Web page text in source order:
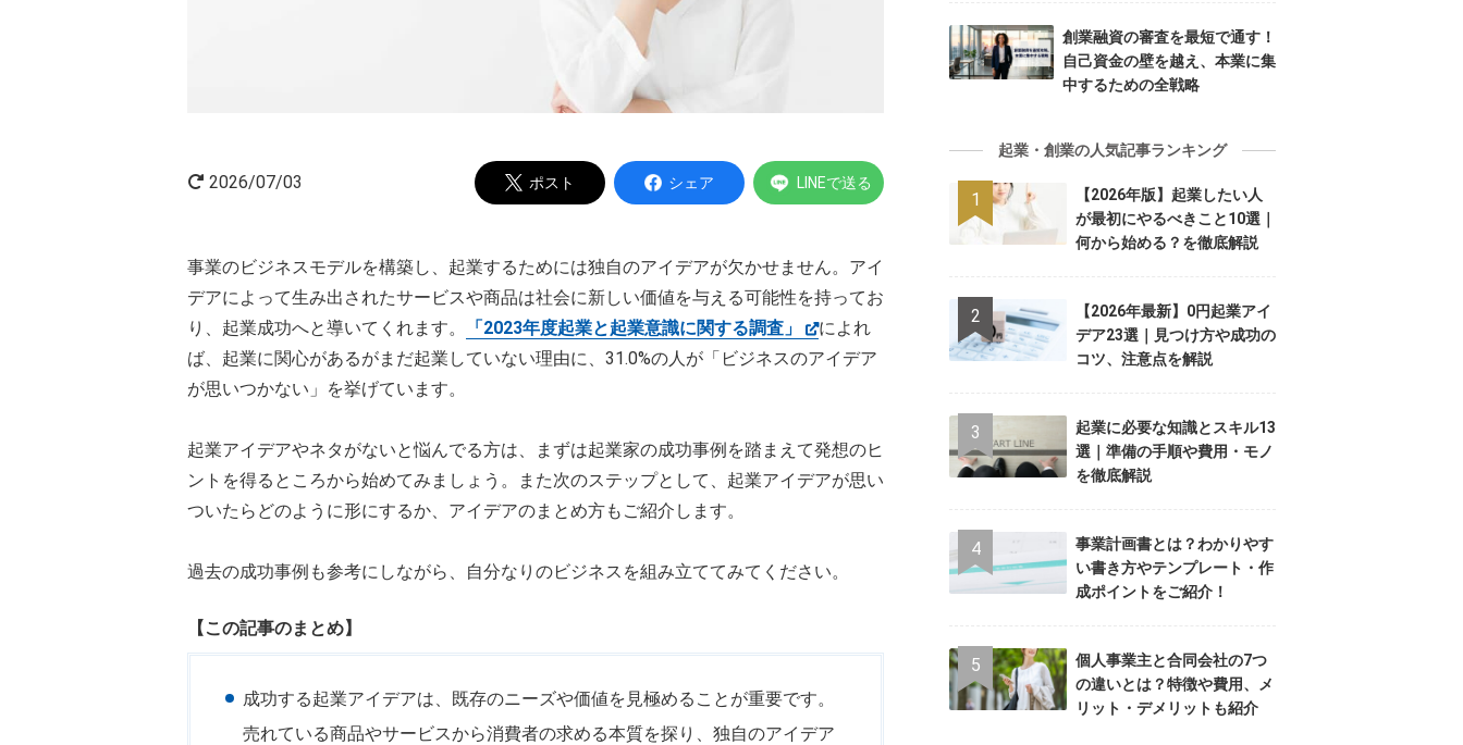
2026/07/03 ポスト シェア LINEで送る
事業のビジネスモデルを構築し、起業するためには独自のアイデアが欠かせません。アイ
デアによって生み出されたサービスや商品は社会に新しい価値を与える可能性を持ってお
り、起業成功へと導いてくれます。
「2023年度起業と起業意識に関する調査」
によれ
ば、起業に関心があるがまだ起業していない理由に、31.0%の人が「ビジネスのアイデア
が思いつかない」を挙げています。
起業アイデアやネタがないと悩んでる方は、まずは起業家の成功事例を踏まえて発想のヒ
ントを得るところから始めてみましょう。また次のステップとして、起業アイデアが思い
ついたらどのように形にするか、アイデアのまとめ方もご紹介します。
過去の成功事例も参考にしながら、自分なりのビジネスを組み立ててみてください。
【この記事のまとめ】
成功する起業アイデアは、既存のニーズや価値を見極めることが重要です。
売れている商品やサービスから消費者の求める本質を探り、独自のアイデア
創業融資の審査を最短で通す！
自己資金の壁を越え、本業に集
中するための全戦略
起業・創業の人気記事ランキング
【2026年版】起業したい人
が最初にやるべきこと10選｜
何から始める？を徹底解説
【2026年最新】0円起業アイ
デア23選｜見つけ方や成功の
コツ、注意点を解説
起業に必要な知識とスキル13
選｜準備の手順や費用・モノ
を徹底解説
事業計画書とは？わかりやす
い書き方やテンプレート・作
成ポイントをご紹介！
個人事業主と合同会社の7つ
の違いとは？特徴や費用、メ
リット・デメリットも紹介